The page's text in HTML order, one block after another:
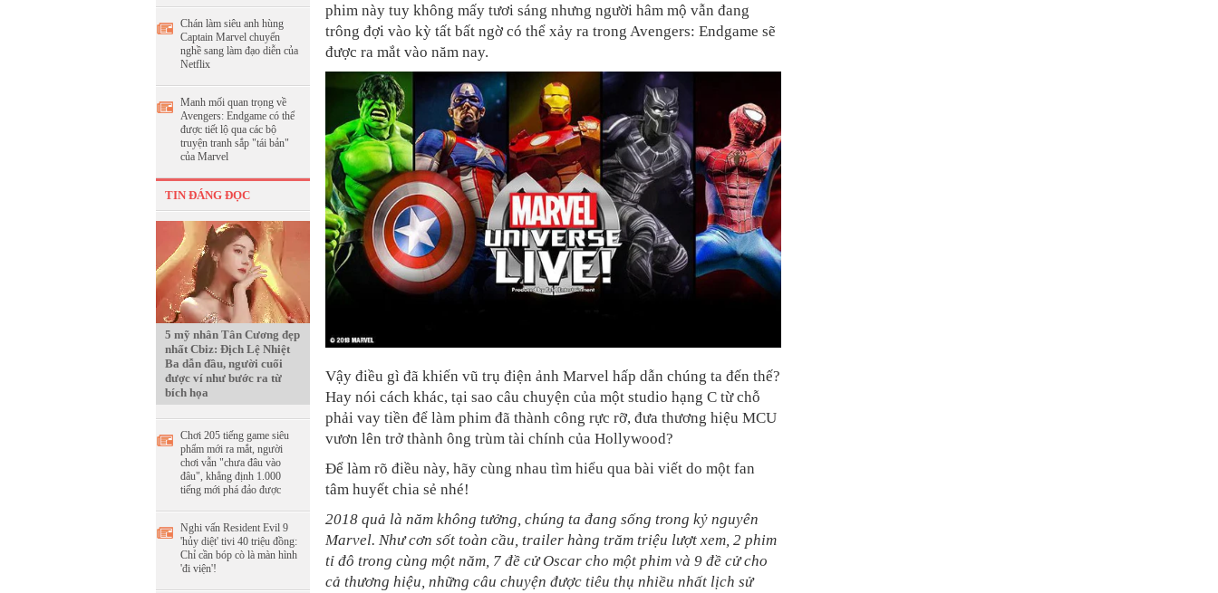
Chán làm siêu anh hùng
Captain Marvel chuyển
nghề sang làm đạo diễn của
Netflix
Manh mối quan trọng về
Avengers: Endgame có thể
được tiết lộ qua các bộ
truyện tranh sắp "tái bản"
của Marvel
TIN ĐÁNG ĐỌC
5 mỹ nhân Tân Cương đẹp
nhất Cbiz: Địch Lệ Nhiệt
Ba dẫn đầu, người cuối
được ví như bước ra từ
bích họa
Chơi 205 tiếng game siêu
phẩm mới ra mắt, người
chơi vẫn "chưa đâu vào
đâu", khẳng định 1.000
tiếng mới phá đảo được
Nghi vấn Resident Evil 9
'hủy diệt' tivi 40 triệu đồng:
Chỉ cần bóp cò là màn hình
'đi viện'!
phim này tuy không mấy tươi sáng nhưng người hâm mộ vẫn đang
trông đợi vào kỳ tất bất ngờ có thể xảy ra trong Avengers: Endgame sẽ
được ra mắt vào năm nay.
Vậy điều gì đã khiến vũ trụ điện ảnh Marvel hấp dẫn chúng ta đến thế?
Hay nói cách khác, tại sao câu chuyện của một studio hạng C từ chỗ
phải vay tiền để làm phim đã thành công rực rỡ, đưa thương hiệu MCU
vươn lên trở thành ông trùm tài chính của Hollywood?
Để làm rõ điều này, hãy cùng nhau tìm hiểu qua bài viết do một fan
tâm huyết chia sẻ nhé!
2018 quả là năm không tưởng, chúng ta đang sống trong kỷ nguyên
Marvel. Như cơn sốt toàn cầu, trailer hàng trăm triệu lượt xem, 2 phim
tỉ đô trong cùng một năm, 7 đề cử Oscar cho một phim và 9 đề cử cho
cả thương hiệu, những câu chuyện được tiêu thụ nhiều nhất lịch sử